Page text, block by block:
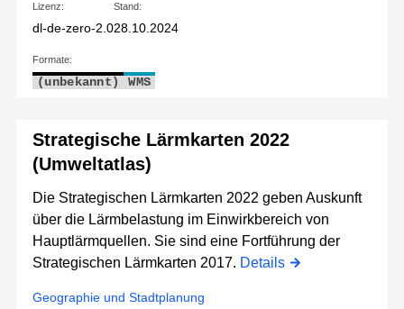
Lizenz:
dl-de-zero-2.0
Stand:
28.10.2024
Formate:
(unbekannt) WMS
Strategische Lärmkarten 2022
(Umweltatlas)
Die Strategischen Lärmkarten 2022 geben Auskunft
über die Lärmbelastung im Einwirkbereich von
Hauptlärmquellen. Sie sind eine Fortführung der
Strategischen Lärmkarten 2017. Details
Geographie und Stadtplanung